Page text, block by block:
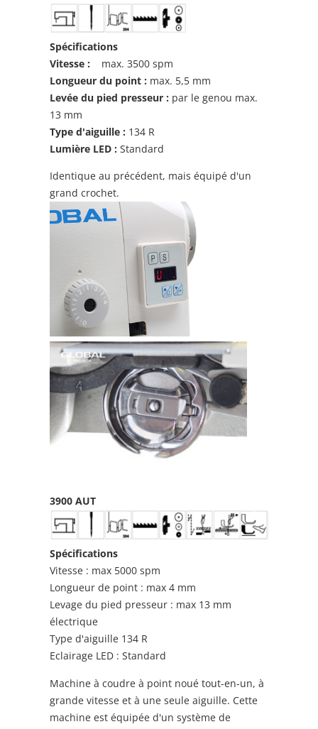
Spécifications
Vitesse :
max. 3500 spm
Longueur du point : max. 5,5 mm
Levée du pied presseur : par le genou max.
13 mm
Type d'aiguille : 134 R
Lumière LED : Standard
Identique au précédent, mais équipé d'un
grand crochet.
3900 AUT
Spécifications
Vitesse : max 5000 spm
Longueur de point : max 4 mm
Levage du pied presseur : max 13 mm
électrique
Type d'aiguille 134 R
Eclairage LED : Standard
Machine à coudre à point noué tout-en-un, à
grande vitesse et à une seule aiguille. Cette
machine est équipée d'un système de